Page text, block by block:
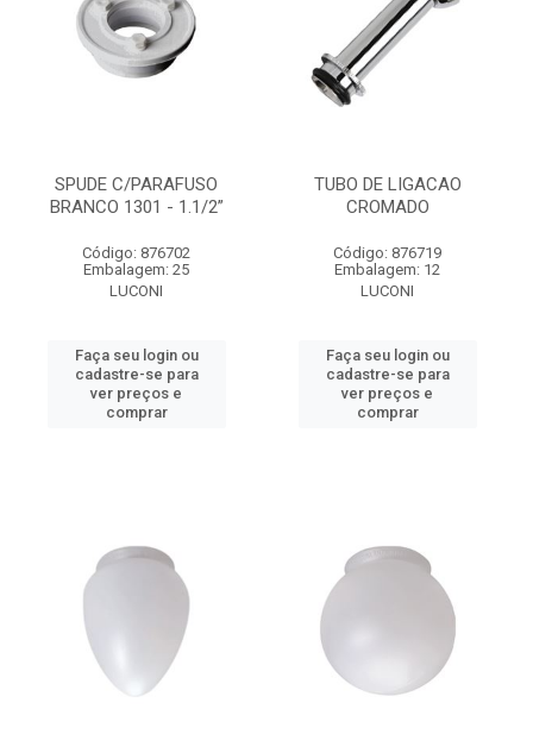
SPUDE C/PARAFUSO
BRANCO 1301 - 1.1/2”
Código: 876702
Embalagem: 25
LUCONI
Faça seu login ou
cadastre-se para
ver preços e
comprar
TUBO DE LIGACAO
CROMADO
Código: 876719
Embalagem: 12
LUCONI
Faça seu login ou
cadastre-se para
ver preços e
comprar